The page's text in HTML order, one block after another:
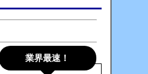
業界最速！